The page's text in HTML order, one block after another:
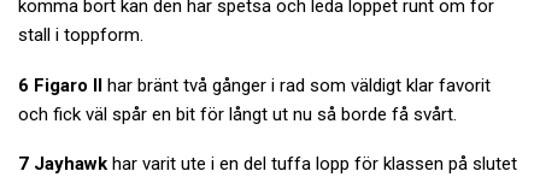
komma bort kan den här spetsa och leda loppet runt om för
stall i toppform.
6 Figaro Il har bränt två gånger i rad som väldigt klar favorit
och fick väl spår en bit för långt ut nu så borde få svårt.
7 Jayhawk har varit ute i en del tuffa lopp för klassen på slutet